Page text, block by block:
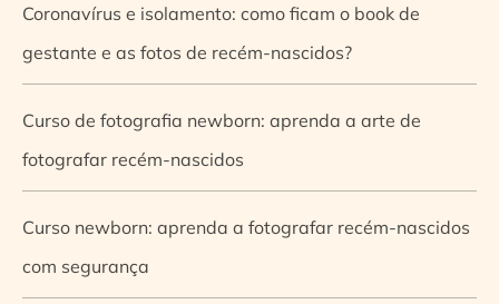
Coronavírus e isolamento: como ficam o book de
gestante e as fotos de recém-nascidos?
Curso de fotografia newborn: aprenda a arte de
fotografar recém-nascidos
Curso newborn: aprenda a fotografar recém-nascidos
com segurança